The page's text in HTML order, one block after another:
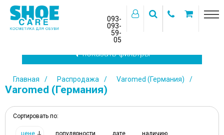
093-
093-
59-
05
показать фильтры
Главная Распродажа Varomed (Германия)
Varomed (Германия)
Сортировать по: